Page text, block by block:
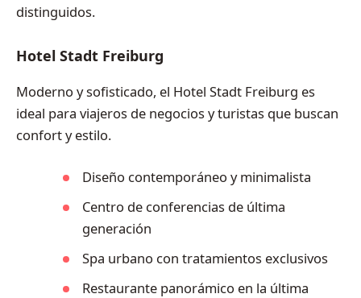
distinguidos.
Hotel Stadt Freiburg
Moderno y sofisticado, el Hotel Stadt Freiburg es
ideal para viajeros de negocios y turistas que buscan
confort y estilo.
Diseño contemporáneo y minimalista
Centro de conferencias de última
generación
Spa urbano con tratamientos exclusivos
Restaurante panorámico en la última